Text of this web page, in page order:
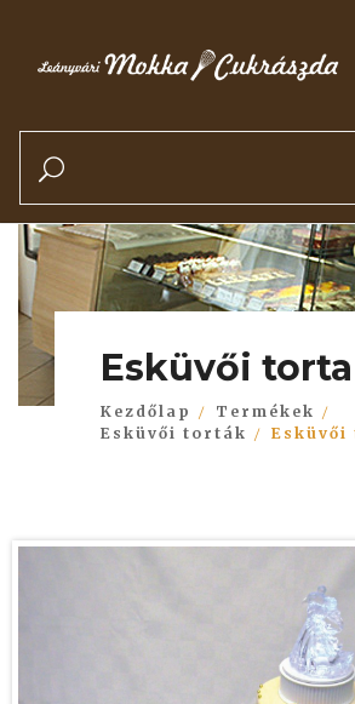
Esküvői torta
Kezdőlap
Termékek
Esküvői torták
Esküvői